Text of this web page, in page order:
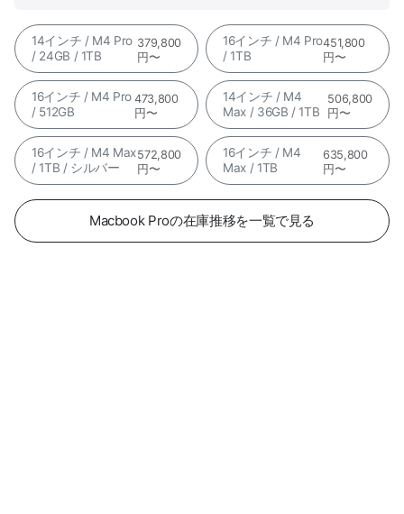
14インチ / M4 Pro
/ 24GB / 1TB
379,800
円〜
16インチ / M4 Pro
/ 1TB
451,800
円〜
16インチ / M4 Pro
/ 512GB
473,800
円〜
14インチ / M4
Max / 36GB / 1TB
506,800
円〜
16インチ / M4 Max
/ 1TB / シルバー
572,800
円〜
16インチ / M4
Max / 1TB
635,800
円〜
Macbook Proの在庫推移を一覧で見る